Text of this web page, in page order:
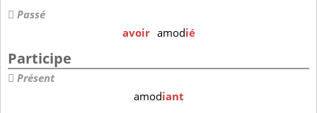
Passé
avoir amodié
Participe
Présent
amodiant